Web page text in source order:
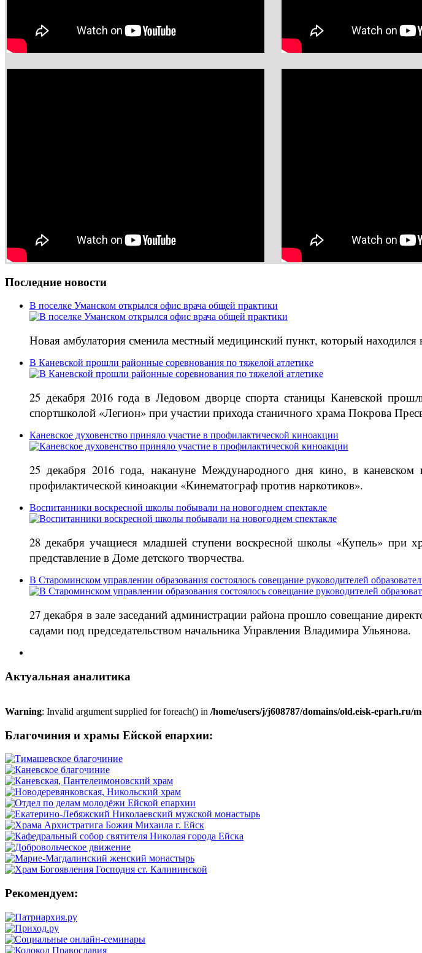
Последние новости
В поселке Уманском открылся офис врача общей практики
Новая амбулатория сменила местный медицинский пункт, который
В Каневской прошли районные соревнования по тяжелой атлетике
25 декабря 2016 года в Ледовом дворце спорта станицы Каневской
спортшколой «Легион» при участии прихода станичного храма Покрова
Каневское духовенство приняло участие в профилактической киноакции
25 декабря 2016 года, накануне Международного дня кино, в
профилактической киноакции «Кинематограф против наркотиков».
Воспитанники воскресной школы побывали на новогоднем спектакле
28 декабря учащиеся младшей ступени воскресной школы «Купель» при
представление в Доме детского творчества.
В Староминском управлении образования состоялось совещание руководителей
27 декабря в зале заседаний администрации района прошло совещание
садами под председательством начальника Управления Владимира Ульянова.
Актуальная аналитика
Warning: Invalid argument supplied for foreach() in /home/users/j/j608787/domains/old.eisk-eparh.ru/
Благочиния и храмы Ейской епархии:
Рекомендуем: